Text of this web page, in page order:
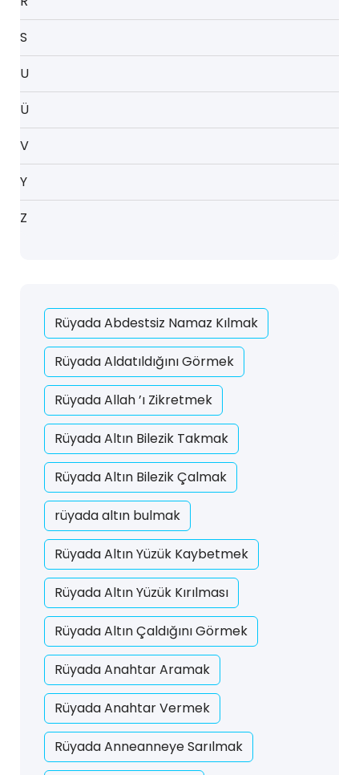
S
U
Ü
V
Y
Z
Rüyada Abdestsiz Namaz Kılmak
Rüyada Aldatıldığını Görmek
Rüyada Allah ’ı Zikretmek
Rüyada Altın Bilezik Takmak
Rüyada Altın Bilezik Çalmak
rüyada altın bulmak
Rüyada Altın Yüzük Kaybetmek
Rüyada Altın Yüzük Kırılması
Rüyada Altın Çaldığını Görmek
Rüyada Anahtar Aramak
Rüyada Anahtar Vermek
Rüyada Anneanneye Sarılmak